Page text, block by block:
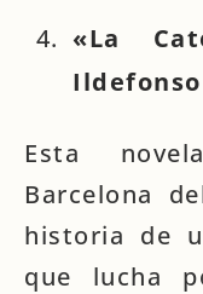
«La
Esta
Barcelona
historia de
que lucha